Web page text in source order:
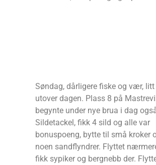
Søndag, dårligere fiske og vær, litt
utover dagen. Plass 8 på
begynte under nye brua i dag
Sildetackel, fikk 4 sild og alle var
bonuspoeng, bytte til små kroker
noen sandflyndrer. Flyttet
fikk sypiker og bergnebb der.